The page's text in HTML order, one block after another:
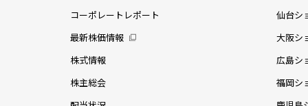
コーポレートレポート
最新株価情報
株式情報
株主総会
仙台シ
大阪シ
広島シ
福岡シ